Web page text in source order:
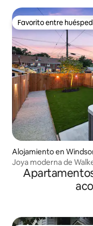
Favorito entre
Favorito entre
Alojamiento en
Joya moderna de